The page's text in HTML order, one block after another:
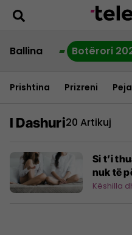
Ballina Botërori
Prishtina Prizreni Peja
I Dashuri20 Artikuj
Si t’i
nuk të
Këshilla